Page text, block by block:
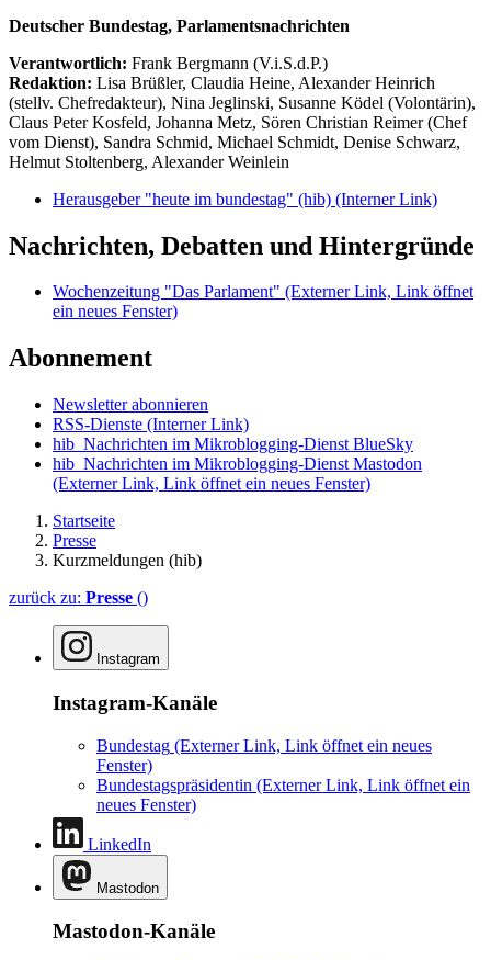
Deutscher Bundestag, Parlamentsnachrichten
Verantwortlich: Frank Bergmann (V.i.S.d.P.)
Redaktion: Lisa Brüßler, Claudia Heine, Alexander Heinrich
(stellv. Chefredakteur), Nina Jeglinski, Susanne Ködel (Volontärin),
Claus Peter Kosfeld, Johanna Metz, Sören Christian Reimer (Chef
vom Dienst), Sandra Schmid, Michael Schmidt, Denise Schwarz,
Helmut Stoltenberg, Alexander Weinlein
Herausgeber "heute im bundestag" (hib) (Interner Link)
Nachrichten, Debatten und Hintergründe
Wochenzeitung "Das Parlament" (Externer Link, Link öffnet
ein neues Fenster)
Abonnement
Newsletter abonnieren
RSS-Dienste (Interner Link)
hib_Nachrichten im Mikroblogging-Dienst BlueSky
hib_Nachrichten im Mikroblogging-Dienst Mastodon
(Externer Link, Link öffnet ein neues Fenster)
Startseite
Presse
Kurzmeldungen (hib)
zurück zu: Presse ()
Instagram
Instagram-Kanäle
Bundestag (Externer Link, Link öffnet ein neues
Fenster)
Bundestagspräsidentin (Externer Link, Link öffnet ein
neues Fenster)
LinkedIn
Mastodon
Mastodon-Kanäle